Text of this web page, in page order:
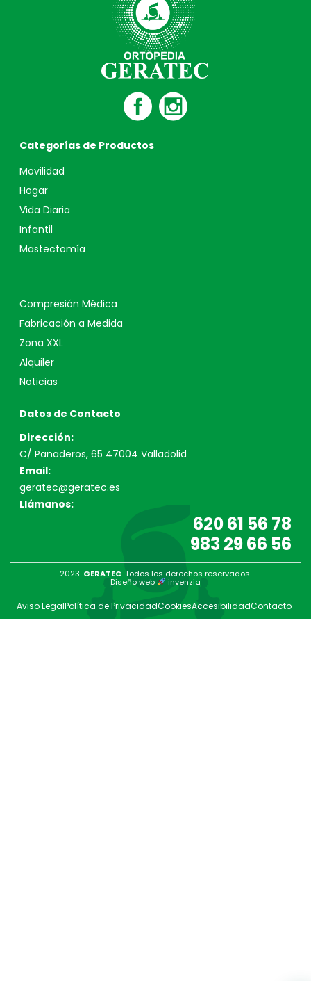
Categorías de Productos
Movilidad
Hogar
Vida Diaria
Infantil
Mastectomía
Compresión Médica
Fabricación a Medida
Zona XXL
Alquiler
Noticias
Datos de Contacto
Dirección:
C/ Panaderos, 65 47004 Valladolid
Email:
geratec@geratec.es
Llámanos:
620 61 56 78
983 29 66 56
2023. GERATEC. Todos los derechos reservados.
Diseño web invenzia
Aviso LegalPolítica de PrivacidadCookiesAccesibilidadContacto